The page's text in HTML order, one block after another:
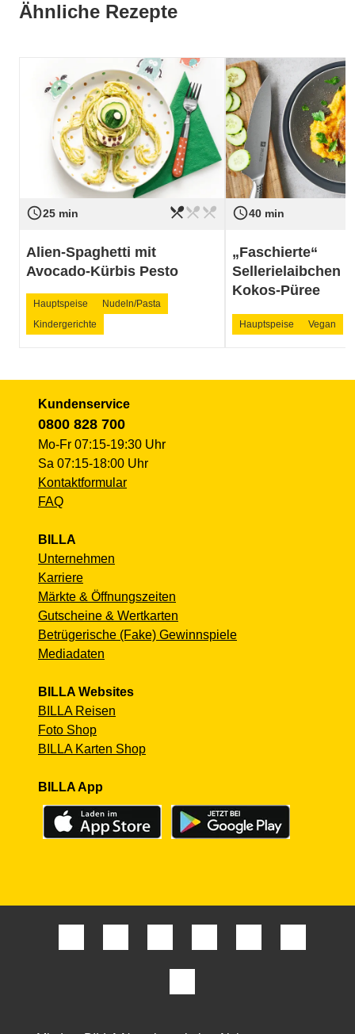
Ähnliche Rezepte
access_time25 min
Schwierigkeit leicht
restaurant_menurestaurant_menurestaurant_menu
Alien-Spaghetti mit
Avocado-Kürbis Pesto
Hauptspeise
Nudeln/Pasta
Kindergerichte
access_time40 min
Schwierigkeit
„Faschierte“
Sellerielaibchen
Kokos-Püree
Hauptspeise Vegan
Kundenservice
0800 828 700
Mo-Fr 07:15-19:30 Uhr
Sa 07:15-18:00 Uhr
Kontaktformular
FAQ
BILLA
Unternehmen
Karriere
Märkte & Öffnungszeiten
Gutscheine & Wertkarten
Betrügerische (Fake) Gewinnspiele
Mediadaten
BILLA Websites
BILLA Reisen
Foto Shop
BILLA Karten Shop
BILLA App